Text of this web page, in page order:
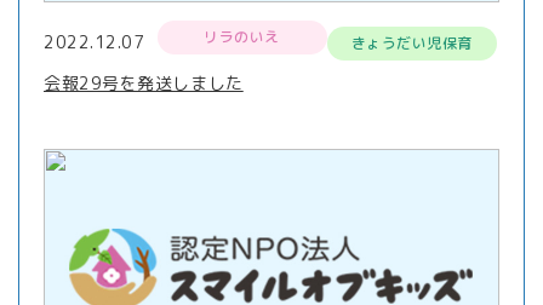
2022.12.07 リラのいえ きょうだい児保育
会報29号を発送しました